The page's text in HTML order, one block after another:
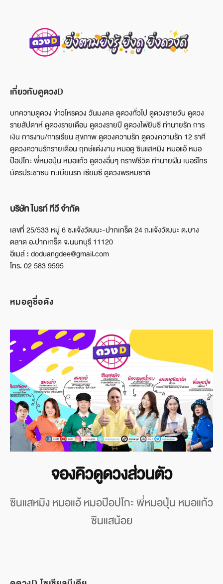
เกี่ยวกับดูดวงD
บทความดูดวง ข่าวโหรดวง วันมงคล ดูดวงทั่วไป ดูดวงรายวัน ดูดวง
รายสัปดาห์ ดูดวงรายเดือน ดูดวงรายปี ดูดวงไพ่ยิบซี ทำนายรัก การ
เงิน การงาน/การเรียน สุขภาพ ดูดวงความรัก ดูดวงความรัก 12 ราศี
ดูดวงความรักรายเดือน ฤกษ์แต่งงาน หมอดู ซินแสหมิง หมอแอ้ หมอ
ป๊อปโกะ พี่หมอปุ่น หมอแก้ว ดูดวงอื่นๆ กราฟชีวิต ทำนายฝัน เบอร์โทร
บัตรประชาชน ทะเบียนรถ เซียมซี ดูดวงพรหมชาติ
บริษัท ไบรท์ ทีวี จำกัด
เลขที่ 25/533 หมู่ 6 ซ.แจ้งวัฒนะ-ปากเกร็ด 24 ถ.แจ้งวัฒนะ ต.บาง
ตลาด อ.ปากเกร็ด จ.นนทบุรี 11120
อีเมล์ : doduangdee@gmail.com
โทร. 02 583 9595
หมอดูชื่อดัง
จองคิวดูดวงส่วนตัว
ซินแสหมิง หมอแอ้ หมอป๊อปโกะ พี่หมอปุ่น หมอแก้ว
ซินแสน้อย